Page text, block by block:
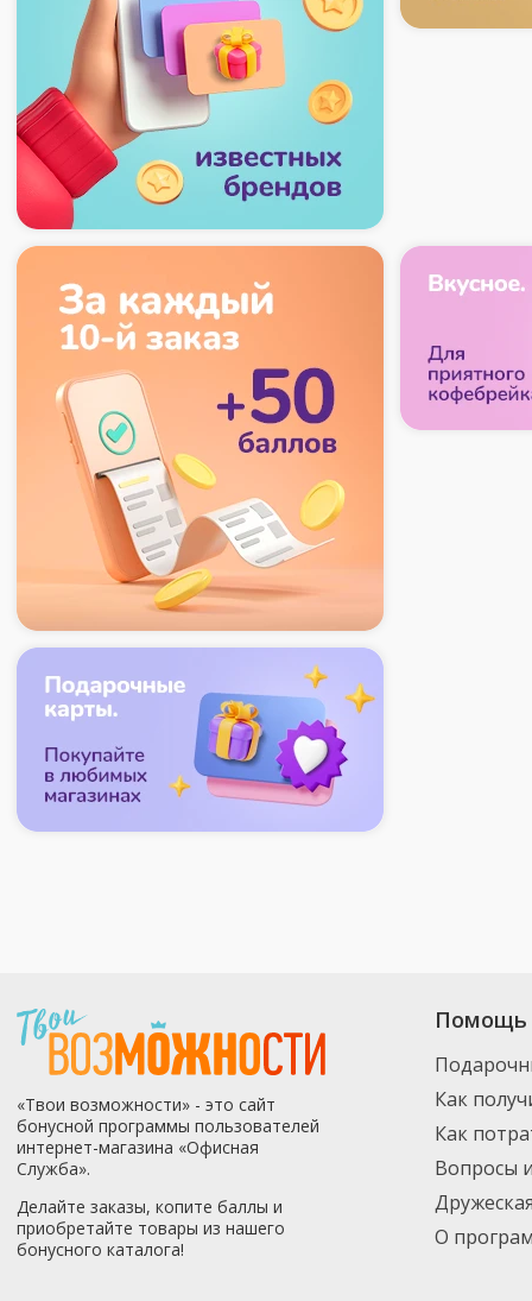
«Твои возможности» - это сайт
бонусной программы пользователей
интернет-магазина «Офисная
Служба».
Делайте заказы, копите баллы и
приобретайте товары из нашего
бонусного каталога!
Помощь
Как
Как
Вопросы
О